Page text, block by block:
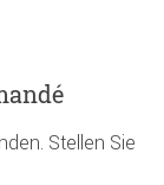
Stellen Sie